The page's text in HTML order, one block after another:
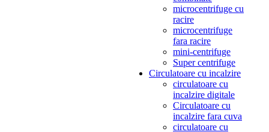
microcentrifuge cu
racire
microcentrifuge
fara racire
mini-centrifuge
Super centrifuge
Circulatoare cu incalzire
circulatoare cu
incalzire digitale
Circulatoare cu
incalzire fara cuva
circulatoare cu